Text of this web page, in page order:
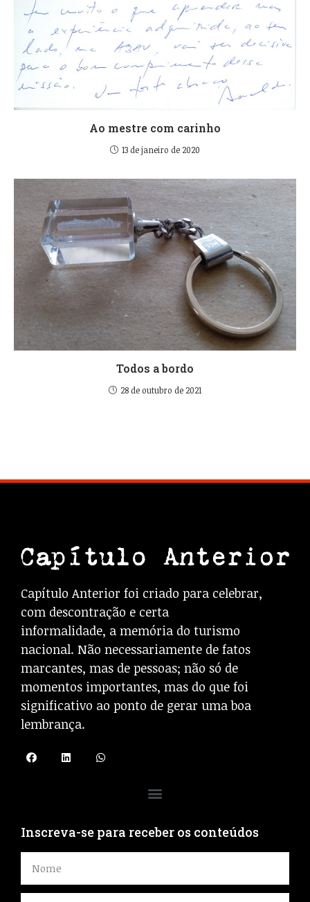
Ao mestre com carinho
13 de janeiro de 2020
Todos a bordo
28 de outubro de 2021
Capítulo Anterior foi criado para celebrar,
com descontração e certa
informalidade, a memória do turismo
nacional. Não necessariamente de fatos
marcantes, mas de pessoas; não só de
momentos importantes, mas do que foi
significativo ao ponto de gerar uma boa
lembrança.
Inscreva-se para receber os conteúdos